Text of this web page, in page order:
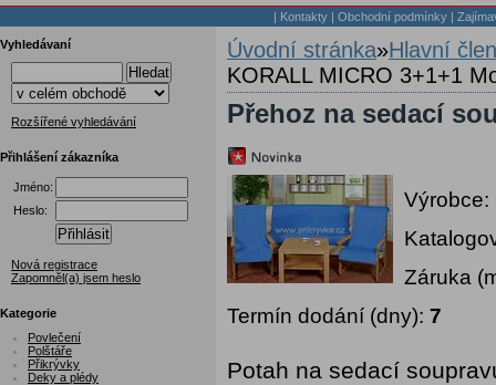
| Kontakty | Obchodní podmínky |
Vyhledávaní
Hledat
Rozšířené vyhledávání
Přihlášení zákazníka
Jméno:
Heslo:
Přihlásit
Nová registrace
Zapomněl(a) jsem heslo
Kategorie
Povlečení
Polštáře
Přikrývky
Deky a plédy
Úvodní stránka»Hlavní
KORALL MICRO 3+1+1
Přehoz na sedací
Výrobce:
Záruka
Termín dodání (dny): 7
Potah na sedací